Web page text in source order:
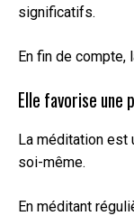
significatifs.
En fin de
Elle favorise une
La méditation est
soi-même.
En méditant